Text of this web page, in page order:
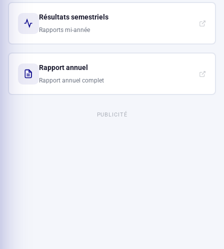
Résultats semestriels
Rapports mi-année
Rapport annuel
Rapport annuel complet
PUBLICITÉ